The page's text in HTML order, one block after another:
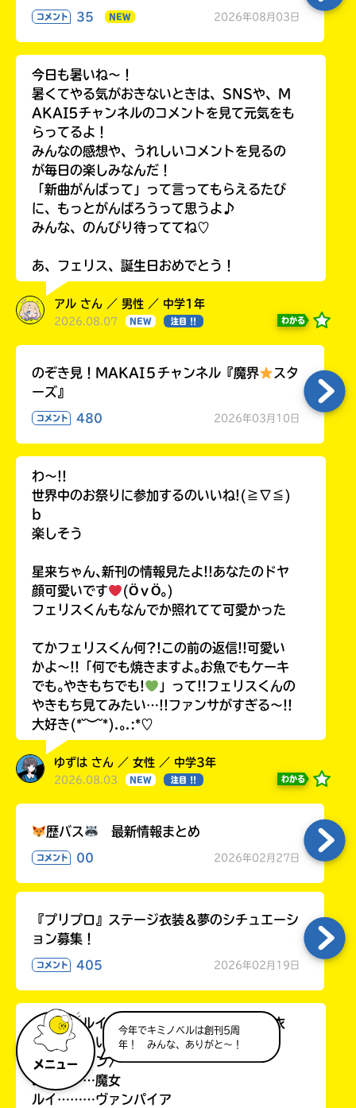
メニュー
今年でキミノベルは創刊5周
年！ みんな、ありがと～！
コメント 35 NEW 2026年08月03日
今日も暑いね〜！
暑くてやる気がおきないときは、SNSや、M
AKAI5チャンネルのコメントを見て元気をも
らってるよ！
みんなの感想や、うれしいコメントを見るの
が毎日の楽しみなんだ！
「新曲がんばって」って言ってもらえるたび
に、もっとがんばろうって思うよ♪
みんな、のんびり待っててね♡
あ、フェリス、誕生日おめでとう！
アル さん ／ 男性 ／ 中学1年
2026.08.07 NEW 注目 !! わかる
のぞき見！MAKAI５チャンネル『魔界
スタ
ーズ』
コメント 480 2026年03月10日
わ〜!!
世界中のお祭りに参加するのいいね!(≧∇≦)
b
楽しそう
星来ちゃん､新刊の情報見たよ!!あなたのドヤ
顔可愛いです
(ӦｖӦ｡)
フェリスくんもなんでか照れてて可愛かった
てかフェリスくん何?!この前の返信!!可愛い
かよ〜!!「何でも焼きますよ｡お魚でもケーキ
でも｡やきもちでも!
」って!!フェリスくんの
やきもち見てみたい…!!ファンサがすぎる〜!!
大好き(*˘︶˘*).｡.:*♡
ゆずは さん ／ 女性 ／ 中学3年
2026.08.03 NEW 注目 !! わかる
歴バス 最新情報まとめ
コメント 00 2026年02月27日
『プリプロ』ステージ衣装＆夢のシチュエーシ
ョン募集！
コメント 405 2026年02月19日
みおん&ルイでハロウィンとクリスマスの衣
装着てほしい！！
〈ハロウィン〉
みおん……魔女
ルイ………ヴァンパイア